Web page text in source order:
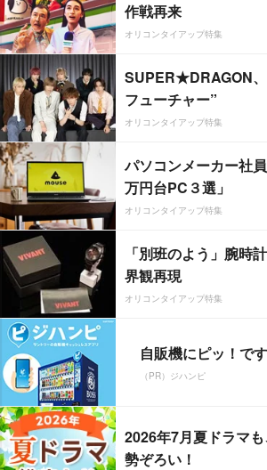
作戦再来
オリコンタイアップ特集
SUPER★DRAGON
フューチャー”
オリコンタイアップ特集
パソコンメーカー社
万円台PC３選」
オリコンタイアップ特集
「別班のよう」腕時
界観再現
オリコンタイアップ特集
自販機にピッ！で
（PR）ジハンピ
2026年7月夏ドラマ
勢ぞろい！